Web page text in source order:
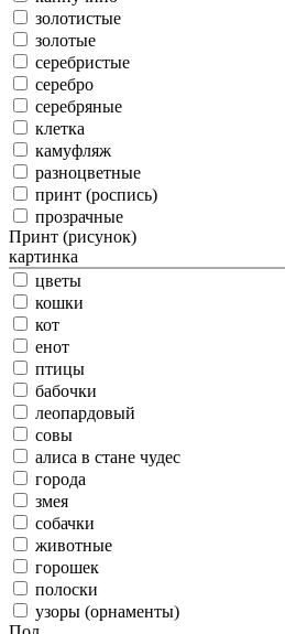
золотистые
золотые
серебристые
серебро
серебряные
клетка
камуфляж
разноцветные
принт (роспись)
прозрачные
Принт (рисунок)
картинка
цветы
кошки
кот
енот
птицы
бабочки
леопардовый
совы
алиса в стане чудес
города
змея
собачки
животные
горошек
полоски
узоры (орнаменты)